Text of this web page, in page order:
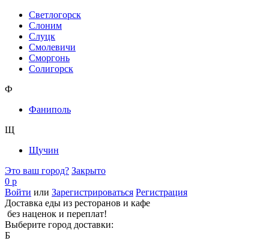
Светлогорск
Слоним
Слуцк
Смолевичи
Сморгонь
Солигорск
Ф
Фаниполь
Щ
Щучин
Это ваш город? Закрыто
0 р
Войти или Зарегистрироваться Регистрация
Доставка еды из ресторанов и кафе
без наценок и переплат!
Выберите город доставки:
Б